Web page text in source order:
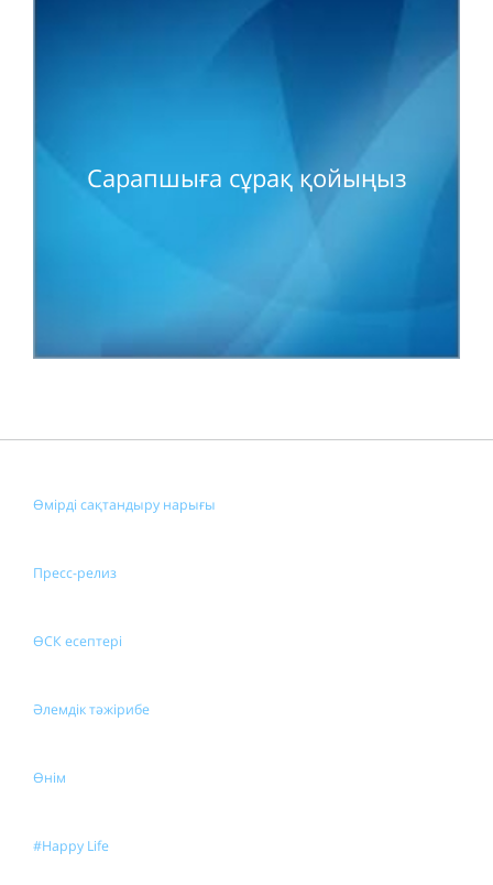
Сарапшыға сұрақ қойыңыз
Өмірді сақтандыру нарығы
Пресс-релиз
ӨСК есептері
Әлемдік тәжірибе
Өнім
#Happy Life